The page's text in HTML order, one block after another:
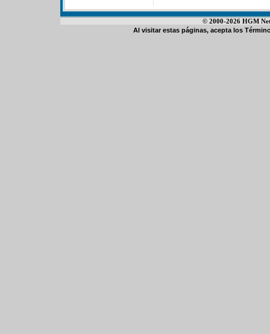
© 2000-2026 HGM
Al visitar estas páginas, acepta los